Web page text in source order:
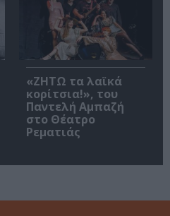
«ΖΗΤΩ τα λαϊκά
κορίτσια!», του
Παντελή Αμπαζή
στο Θέατρο
Ρεματιάς